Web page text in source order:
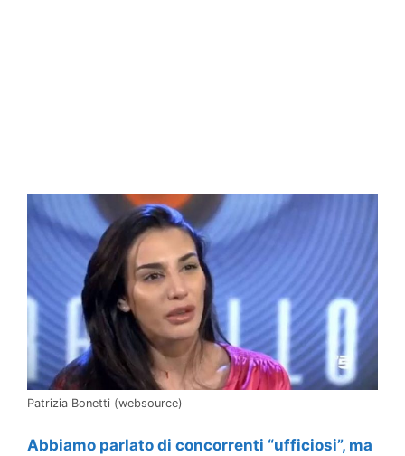
Patrizia Bonetti (websource)
Abbiamo parlato di concorrenti “ufficiosi”, ma